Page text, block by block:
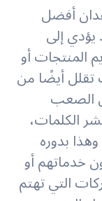
أفضل
يؤدي إلى
المنتجات أو
تقلل أيضًا من
الصعب
الكلمات،
بدوره
خدماتهم أو
التي تهتم